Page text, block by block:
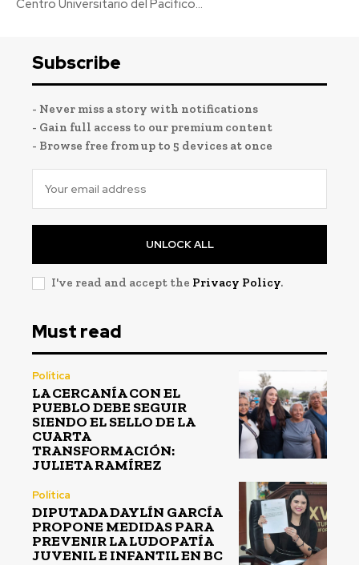
Centro Universitario del Pacífico...
Subscribe
- Never miss a story with notifications
- Gain full access to our premium content
- Browse free from up to 5 devices at once
UNLOCK ALL
I've read and accept the Privacy Policy.
Must read
Política
LA CERCANÍA CON EL
PUEBLO DEBE SEGUIR
SIENDO EL SELLO DE LA
CUARTA
TRANSFORMACIÓN:
JULIETA RAMÍREZ
Política
DIPUTADA DAYLÍN GARCÍA
PROPONE MEDIDAS PARA
PREVENIR LA LUDOPATÍA
JUVENIL E INFANTIL EN BC